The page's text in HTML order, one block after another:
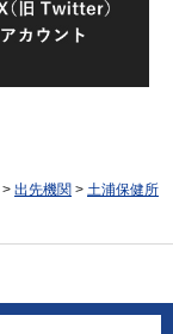
> 出先機関 > 土浦保健所